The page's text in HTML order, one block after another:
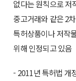
없다는 원칙으로 저
중고거래와 같은 2
특허상품이나 저작
위해 인정되고 있음
- 2011년 특허법 개